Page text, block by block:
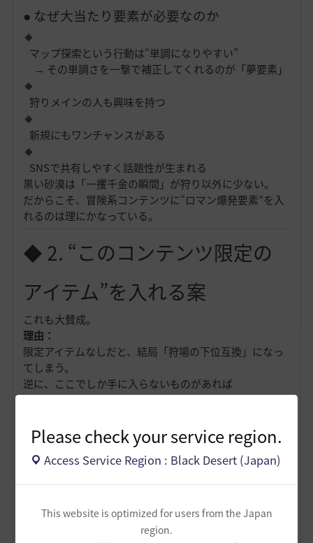
Please check your service region.
Access Service Region : Black Desert (Japan)
This website is optimized for users from the Japan
region.
● なぜ大当たり要素が必要なのか
マップ探索という行動は“単調になりやすい”
→ その単調さを一撃で補正してくれるのが「夢要素」
狩りメインの人も興味を持つ
新規にもワンチャンスがある
SNSで共有しやすく話題性が生まれる
黒い砂漠は「一攫千金の瞬間」が狩り以外に少ない。
だからこそ、冒険系コンテンツに“ロマン爆発要素”を入
れるのは理にかなっている。
◆ 2. “このコンテンツ限定の
アイテム”を入れる案
これも大賛成。
理由：
限定アイテムなしだと、結局「狩場の下位互換」になっ
てしまう。
逆に、ここでしか手に入らないものがあれば
「週に1回は探索に行く」という新しいルーチンが生ま
れる
ーができる
黒い砂漠は“狩場偏重社会”なので、このコンテンツは強